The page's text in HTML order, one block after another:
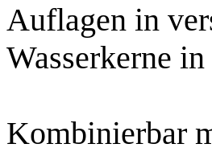
Auflagen in
Wasserkerne
Kombinierbar